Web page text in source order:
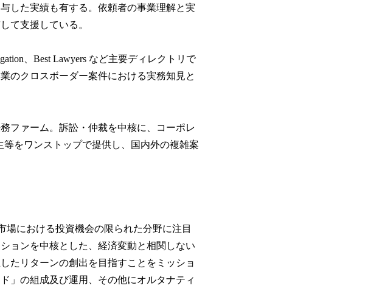
した実績も有する。依頼者の事業理解と実
て支援している。
、Best Lawyers など主要ディレクトリで
のクロスボーダー案件における実務知見と
ファーム。訴訟・仲裁を中核に、コーポレ
をワンストップで提供し、国内外の複雑案
場における投資機会の限られた分野に注目
ョンを中核とした、経済変動と相関しない
たリターンの創出を目指すことをミッショ
」の組成及び運用、その他にオルタナティ